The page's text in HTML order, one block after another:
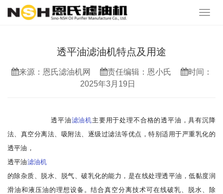
透平油滤油机特点及用途
来源：恩氏滤油机网 责任编辑：恩小氏
时间：
2025年3月19日
透平油滤油机主要用于处理不合格的透平油，具有沉降
法、真空分离法、吸附法、逐级过滤法等优点，特别适用于严重乳化的
透平油，
透平油滤油机
的除杂质、脱水、脱气、破乳化的能力，是在线处理透平油，低黏度润
滑油和液压油的理想设备。结合真空分离技术可在线破乳、脱水、除